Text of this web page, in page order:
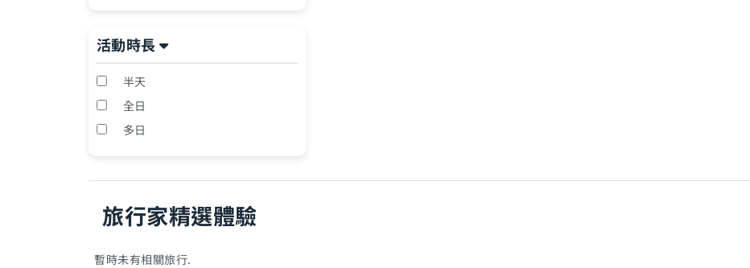
活動時長
半天
全日
多日
旅行家精選體驗
暫時未有相關旅行.